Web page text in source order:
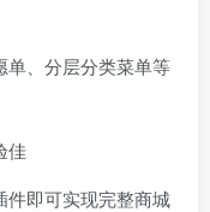
单、分层分类菜单等
佳
件即可实现完整商城